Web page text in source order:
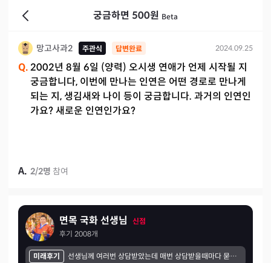
궁금하면 500원 Beta
망고사과2 주관식 답변완료 2024.09.25
Q.2002년 8월 6일 (양력) 오시생 연애가 언제 시작될 지
궁금합니다, 이번에 만나는 인연은 어떤 경로로 만나게
되는 지, 생김새와 나이 등이 궁금합니다. 과거의 인연인
가요? 새로운 인연인가요?
A. 2/2명 참여
면목 국화 선생님
신점
후기 2008개
미래후기 선생님께 여러번 상담받았는데 매번 상담받을때마다 묻기도전에 얘기해주시고 꼭좋은말뿐만아니라 아닌건 아니라고 얘기해주셔서 오히려좋았어요! 그렇다고 말을 세게 하시는건 또아니시고 말투는 다정하셔서 들을때 거부감도없고 좋았어요.